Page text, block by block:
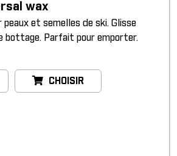
wax
et semelles de ski. Glisse
bottage. Parfait pour emporter.
CHOISIR